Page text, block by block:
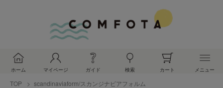
ホーム マイページ ガイド 検索 カート メニュー
TOP
scandinaviaform/スカンジナビアフォルム